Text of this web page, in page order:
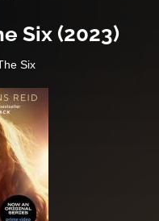
Six (2023)
Six